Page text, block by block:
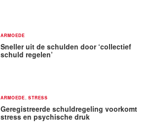
ARMOEDE
Sneller uit de schulden door ‘collectief
schuld regelen’
ARMOEDE STRESS
Geregistreerde schuldregeling voorkomt
stress en psychische druk